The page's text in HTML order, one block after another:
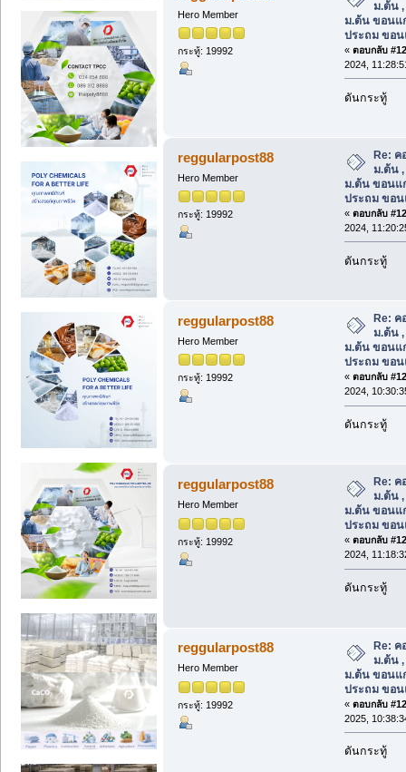
Hero Member
กระทู้: 19992
ม.ต้น ,
ม.ต้น ขอนแ
ประถม ขอ
« ตอบกลับ
2024,
ดันกระทู้
reggularpost88
Hero Member
กระทู้: 19992
Re:
ม.ต้น ,
ม.ต้น ขอนแ
ประถม ขอ
« ตอบกลับ
2024,
ดันกระทู้
reggularpost88
Hero Member
กระทู้: 19992
Re:
ม.ต้น ,
ม.ต้น ขอนแ
ประถม ขอ
« ตอบกลับ
2024,
ดันกระทู้
reggularpost88
Hero Member
กระทู้: 19992
Re:
ม.ต้น ,
ม.ต้น ขอนแ
ประถม ขอ
« ตอบกลับ
2024,
ดันกระทู้
reggularpost88
Hero Member
กระทู้: 19992
Re: ค
ม.ต้น ,
ม.ต้น ขอนแ
ประถม ขอ
« ตอบกลับ
2025,
ดันกระทู้